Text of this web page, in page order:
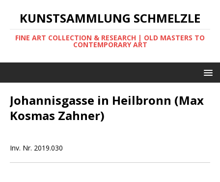
KUNSTSAMMLUNG SCHMELZLE
FINE ART COLLECTION & RESEARCH | OLD MASTERS TO
CONTEMPORARY ART
Johannisgasse in Heilbronn (Max
Kosmas Zahner)
Inv. Nr. 2019.030